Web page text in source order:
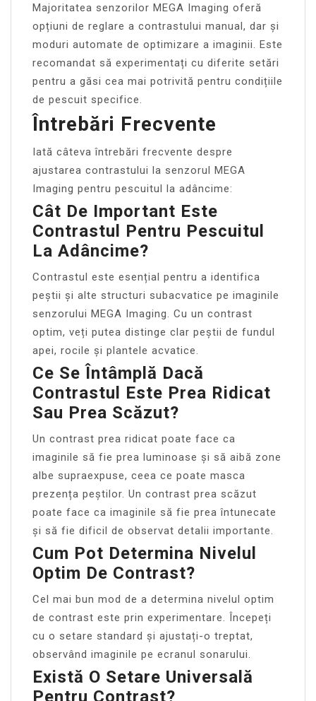
Majoritatea senzorilor MEGA Imaging oferă
opțiuni de reglare a contrastului manual, dar și
moduri automate de optimizare a imaginii. Este
recomandat să experimentați cu diferite setări
pentru a găsi cea mai potrivită pentru condițiile
de pescuit specifice.
Întrebări Frecvente
Iată câteva întrebări frecvente despre
ajustarea contrastului la senzorul MEGA
Imaging pentru pescuitul la adâncime:
Cât De Important Este
Contrastul Pentru Pescuitul
La Adâncime?
Contrastul este esențial pentru a identifica
peștii și alte structuri subacvatice pe imaginile
senzorului MEGA Imaging. Cu un contrast
optim, veți putea distinge clar peștii de fundul
apei, rocile și plantele acvatice.
Ce Se Întâmplă Dacă
Contrastul Este Prea Ridicat
Sau Prea Scăzut?
Un contrast prea ridicat poate face ca
imaginile să fie prea luminoase și să aibă zone
albe supraexpuse, ceea ce poate masca
prezența peștilor. Un contrast prea scăzut
poate face ca imaginile să fie prea întunecate
și să fie dificil de observat detalii importante.
Cum Pot Determina Nivelul
Optim De Contrast?
Cel mai bun mod de a determina nivelul optim
de contrast este prin experimentare. Începeți
cu o setare standard și ajustați-o treptat,
observând imaginile pe ecranul sonarului.
Există O Setare Universală
Pentru Contrast?